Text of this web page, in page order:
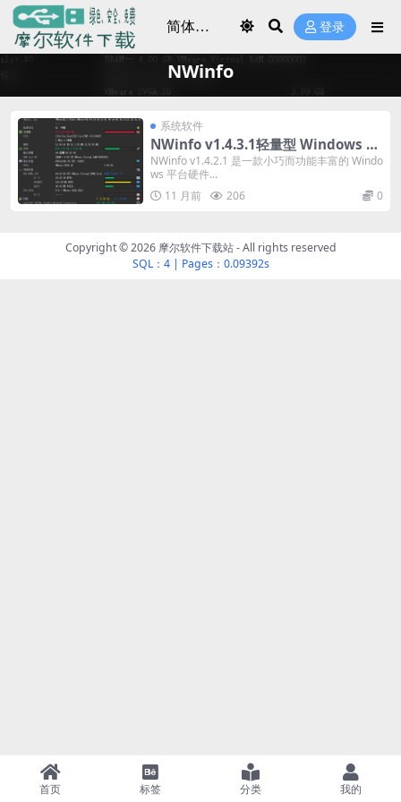
登录
NWinfo
系统软件
NWinfo v1.4.3.1轻量型 Windows 硬
件信息检测工具
NWinfo v1.4.2.1 是一款小巧而功能丰富的 Windo
ws 平台硬件...
11 月前
206 0
Copyright © 2026 摩尔软件下载站- All rights reserved
SQL：4| Pages：0.09392s
首页 标签 分类 我的